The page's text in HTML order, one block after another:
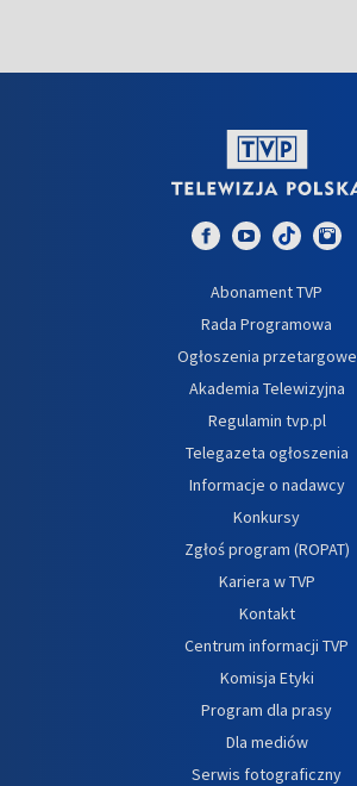
Abonament TVP
Rada Programowa
Ogłoszenia przetargowe
Akademia Telewizyjna
Regulamin tvp.pl
Telegazeta ogłoszenia
Informacje o nadawcy
Konkursy
Zgłoś program (ROPAT)
Kariera w TVP
Kontakt
Centrum informacji TVP
Komisja Etyki
Program dla prasy
Dla mediów
Serwis fotograficzny